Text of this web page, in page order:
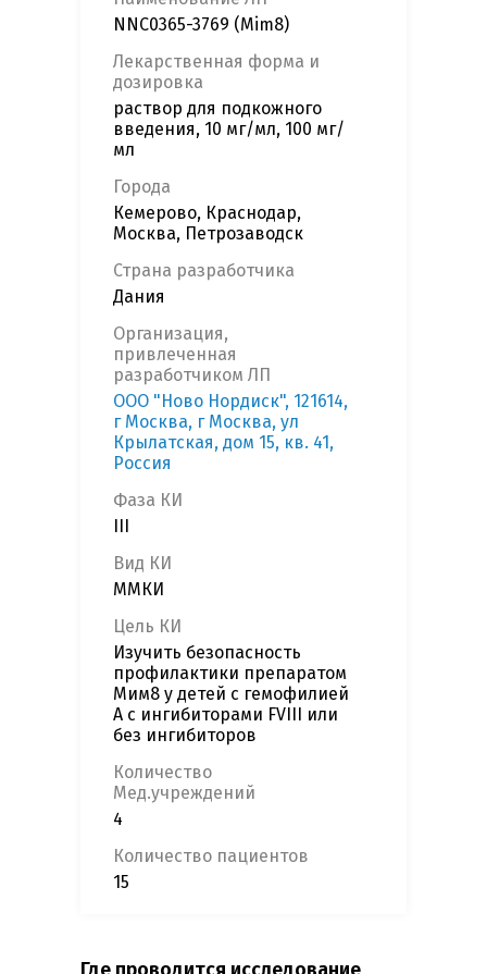
NNC0365-3769 (Mim8)
Лекарственная форма и
дозировка
раствор для подкожного
введения, 10 мг/мл, 100 мг/
мл
Города
Кемерово, Краснодар,
Москва, Петрозаводск
Страна разработчика
Дания
Организация,
привлеченная
разработчиком ЛП
ООО "Ново Нордиск", 121614,
г Москва, г Москва, ул
Крылатская, дом 15, кв. 41,
Россия
Фаза КИ
Вид КИ
ММКИ
Цель КИ
Изучить безопасность
профилактики препаратом
Мим8 у детей с гемофилией
А с ингибиторами FVIII или
без ингибиторов
Количество
Мед.учреждений
4
Количество пациентов
15